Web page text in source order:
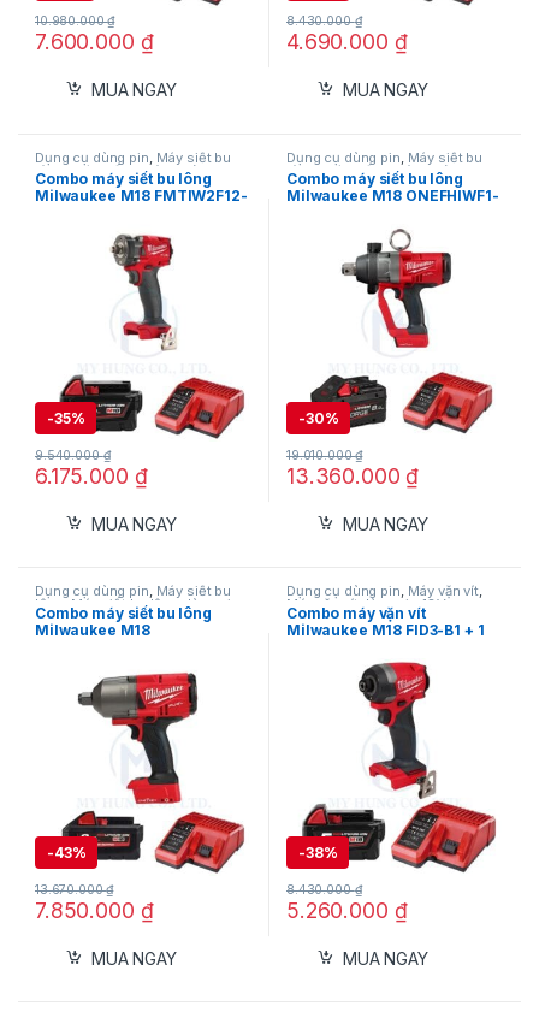
7.600.000 ₫
10.980.000₫
MUA NGAY
4.690.000 ₫
8.430.000₫
MUA NGAY
Dụng cụ dùng pin Máy siết bu
lông,Máy siết bu lông dùng pin
18V,Milwaukee
Combo máy siết bu lông
Milwaukee M18 FMTIW2F12-
-35%
6.175.000 ₫
9.540.000₫
MUA NGAY
Dụng cụ dùng pin Máy siết bu
lông,Máy siết bu lông dùng pin
18V,Milwaukee
Combo máy siết bu lông
Milwaukee M18 ONEFHIWF1-
-30%
13.360.000 ₫
19.010.000₫
MUA NGAY
Dụng cụ dùng pin, Máy siết bu
lông ,Máy siết bu lông dùng pin
18V,Milwaukee
Combo máy siết bu lông
Milwaukee M18
-43%
7.850.000 ₫
13.670.000₫
MUA NGAY
Dụng cụ dùng pin, Máy vặn vít,
Máy vặn vít dùng pin 18V,
Milwaukee
Combo máy vặn vít
Milwaukee M18 FID3-B1 + 1
-38%
5.260.000 ₫
8.430.000₫
MUA NGAY